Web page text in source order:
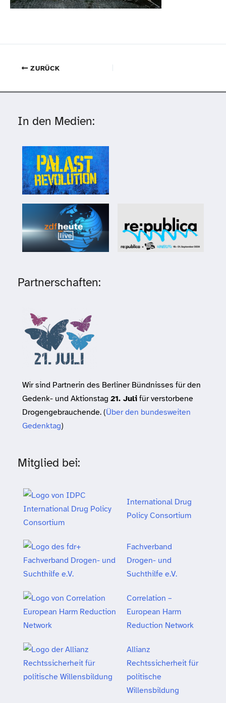
ZURÜCK
In den Medien:
Partnerschaften:
Wir sind Partnerin des Berliner Bündnisses für den
Gedenk- und Aktionstag 21. Julifür verstorbene
Drogengebrauchende. (Über den bundesweiten
Gedenktag)
Mitglied bei:
International Drug
Policy Consortium
Fachverband
Drogen- und
Suchthilfe e.V.
Correlation –
European Harm
Reduction Network
Allianz
Rechtssicherheit für
politische
Willensbildung